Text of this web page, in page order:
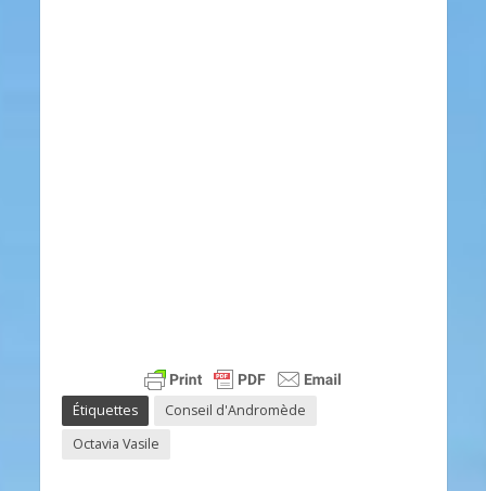
Étiquettes
Conseil d'Andromède
Octavia Vasile